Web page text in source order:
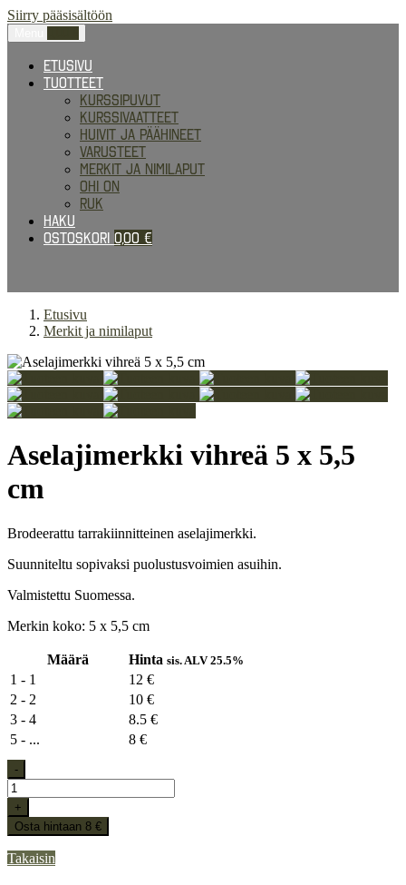
Siirry pääsisältöön
Etusivu
Tuotteet
Kurssipuvut
Kurssivaatteet
Huivit ja päähineet
Varusteet
Merkit ja nimilaput
Ohi on
RUK
Haku
Ostoskori 0,00 €
Etusivu
Merkit ja nimilaput
Aselajimerkki vihreä 5 x 5,5
cm
Brodeerattu tarrakiinnitteinen aselajimerkki.
Suunniteltu sopivaksi puolustusvoimien asuihin.
Valmistettu Suomessa.
Merkin koko: 5 x 5,5 cm
Määrä Hinta sis. ALV 25.5%
1 - 1
12 €
2 - 2
10 €
3 - 4
8.5 €
5 - ...
8 €
-
+
Osta hintaan 8 €
Takaisin